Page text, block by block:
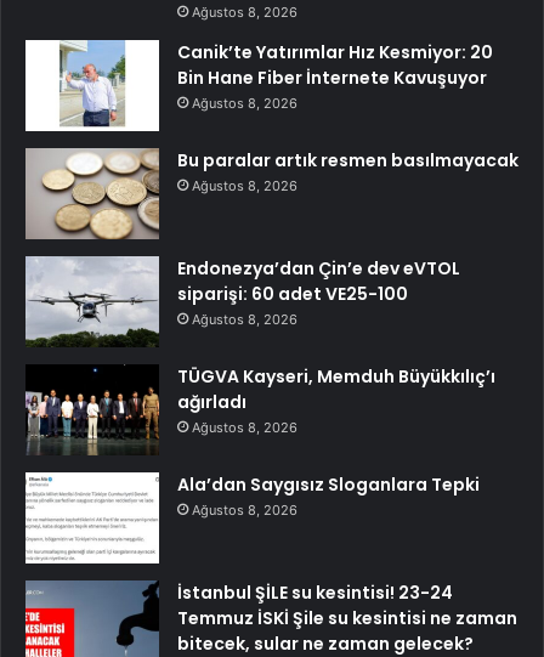
Ağustos 8, 2026
Canik’te Yatırımlar Hız Kesmiyor: 20
Bin Hane Fiber İnternete Kavuşuyor
Ağustos 8, 2026
Bu paralar artık resmen basılmayacak
Ağustos 8, 2026
Endonezya’dan Çin’e dev eVTOL
siparişi: 60 adet VE25-100
Ağustos 8, 2026
TÜGVA Kayseri, Memduh Büyükkılıç’ı
ağırladı
Ağustos 8, 2026
Ala’dan Saygısız Sloganlara Tepki
Ağustos 8, 2026
İstanbul ŞİLE su kesintisi! 23-24
Temmuz İSKİ Şile su kesintisi ne zaman
bitecek, sular ne zaman gelecek?